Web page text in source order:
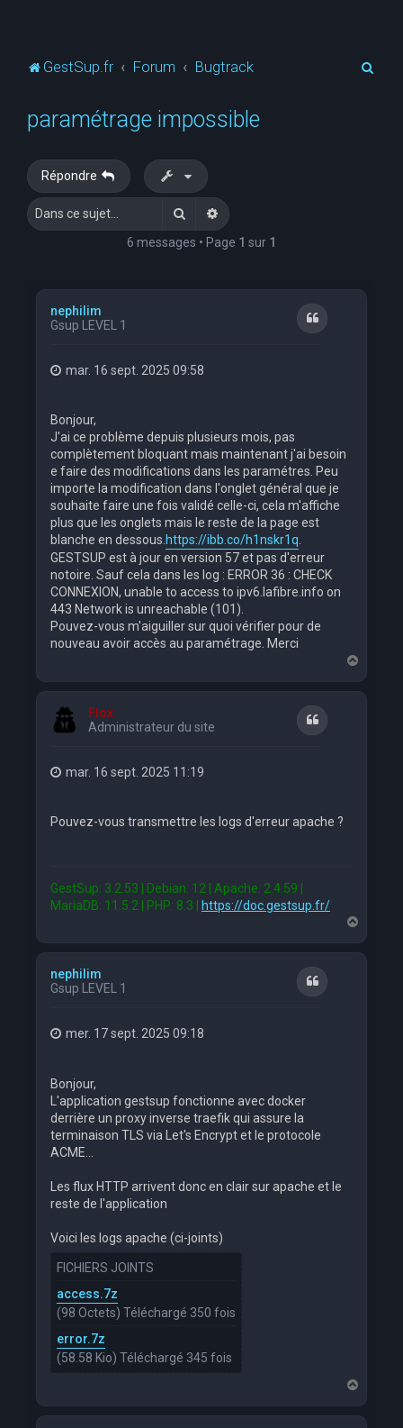
GestSup.fr Forum Bugtrack
paramétrage impossible
Répondre
RechercherRecherche avancée
6 messages • Page 1 sur 1
nephilim
Gsup LEVEL 1
Citation
mar. 16 sept. 2025 09:58
Bonjour,
J'ai ce problème depuis plusieurs mois, pas
complètement bloquant mais maintenant j'ai besoin
e faire des modifications dans les paramétres. Peu
importe la modification dans l'onglet général que je
souhaite faire une fois validé celle-ci, cela m'affiche
plus que les onglets mais le reste de la page est
blanche en dessous. https://ibb.co/h1nskr1q
GESTSUP est à jour en version 57 et pas d'erreur
notoire. Sauf cela dans les log : ERROR 36 : CHECK
CONNEXION, unable to access to ipv6.lafibre.info on
443 Network is unreachable (101).
Pouvez-vous m'aiguiller sur quoi vérifier pour de
nouveau avoir accès au paramétrage. Merci
a
Flox
Administrateur du site
Citation
mar. 16 sept. 2025 11:19
Pouvez-vous transmettre les logs d'erreur apache ?
GestSup: 3.2.53 | Debian: 12 | Apache: 2.4.59 |
MariaDB: 11.5.2 | PHP: 8.3 |
https://doc.gestsup.fr/
a
u
nephilim
Gsup LEVEL 1
Citation
mer. 17 sept. 2025 09:18
Bonjour,
L'application gestsup fonctionne avec docker
derrière un proxy inverse traefik qui assure la
terminaison TLS via Let's Encrypt et le protocole
ACME...
Les flux HTTP arrivent donc en clair sur apache et le
reste de l'application
Voici les logs apache (ci-joints)
FICHIERS JOINTS
access.7z
(98 Octets) Téléchargé 350 fois
error.7z
(58.58 Kio) Téléchargé 345 fois
a